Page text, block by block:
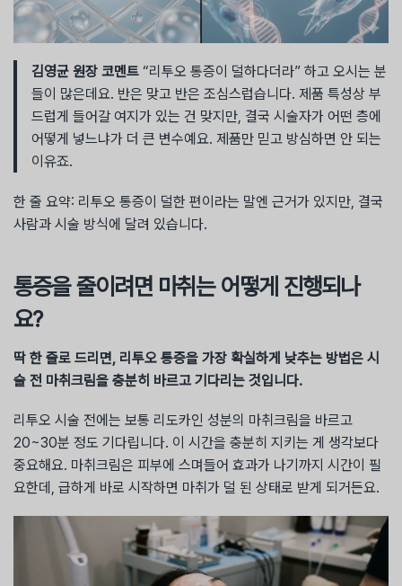
김영균 원장 코멘트 “리투오 통증이 덜하다더라” 하고 오시는 분
들이 많은데요. 반은 맞고 반은 조심스럽습니다. 제품 특성상 부
드럽게 들어갈 여지가 있는 건 맞지만, 결국 시술자가 어떤 층에
어떻게 넣느냐가 더 큰 변수예요. 제품만 믿고 방심하면 안 되는
이유죠.
한 줄 요약: 리투오 통증이 덜한 편이라는 말엔 근거가 있지만, 결국
사람과 시술 방식에 달려 있습니다.
통증을 줄이려면 마취는 어떻게 진행되나
요?
딱 한 줄로 드리면, 리투오 통증을 가장 확실하게 낮추는 방법은 시
술 전 마취크림을 충분히 바르고 기다리는 것입니다.
리투오 시술 전에는 보통 리도카인 성분의 마취크림을 바르고
20~30분 정도 기다립니다. 이 시간을 충분히 지키는 게 생각보다
중요해요. 마취크림은 피부에 스며들어 효과가 나기까지 시간이 필
요한데, 급하게 바로 시작하면 마취가 덜 된 상태로 받게 되거든요.